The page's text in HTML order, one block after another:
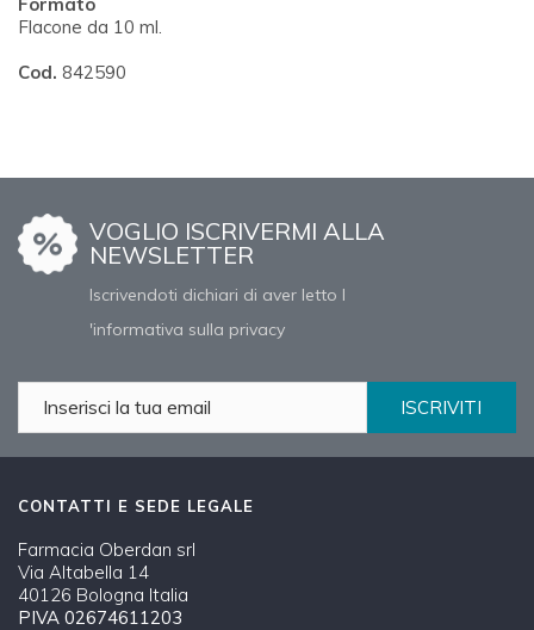
Flacone da 10 ml.
Cod. 842590
VOGLIO ISCRIVERMI ALLA
NEWSLETTER
Iscrivendoti dichiari di aver letto l
'informativa sulla privacy
ISCRIVITI
CONTATTI E SEDE LEGALE
Farmacia Oberdan srl
Via Altabella 14
40126 Bologna Italia
PIVA 02674611203